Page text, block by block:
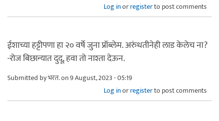
Log inorregisterto post comments
ईशाच्या हट्टीपणा हा २० वर्षे जुना प्रॉब्लेम. अरुंधतीनेही लाड केलेच ना?
-रोज बिछान्यात दुदू, हवा तो नाश्ता देऊन.
Submitted byभरत.on 9 August, 2023 - 05:19
Log inorregisterto post comments